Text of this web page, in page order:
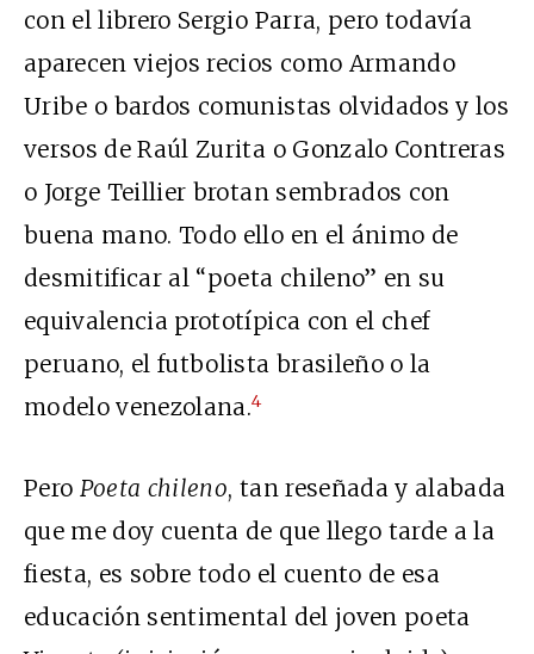
con el librero Sergio Parra, pero todavía
aparecen viejos recios como Armando
Uribe o bardos comunistas olvidados y los
versos de Raúl Zurita o Gonzalo Contreras
o Jorge Teillier brotan sembrados con
buena mano. Todo ello en el ánimo de
desmitificar al “poeta chileno” en su
equivalencia prototípica con el chef
peruano, el futbolista brasileño o la
modelo venezolana.4
Pero Poeta chileno, tan reseñada y alabada
que me doy cuenta de que llego tarde a la
fiesta, es sobre todo el cuento de esa
educación sentimental del joven poeta